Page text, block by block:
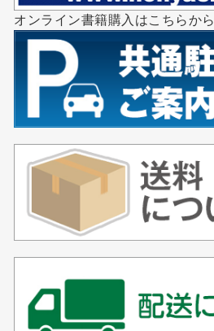
オンライン書籍購入はこちらから